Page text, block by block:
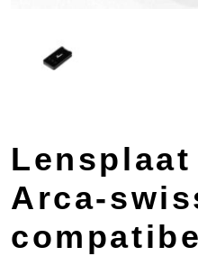
Lensplaat
Arca-